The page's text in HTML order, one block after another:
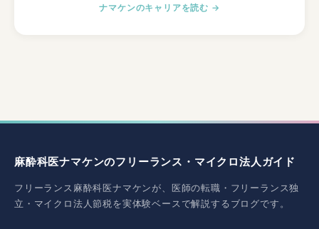
ナマケンのキャリアを読む →
麻酔科医ナマケンのフリーランス・マイクロ法人ガイド
フリーランス麻酔科医ナマケンが、医師の転職・フリーランス独
立・マイクロ法人節税を実体験ベースで解説するブログです。